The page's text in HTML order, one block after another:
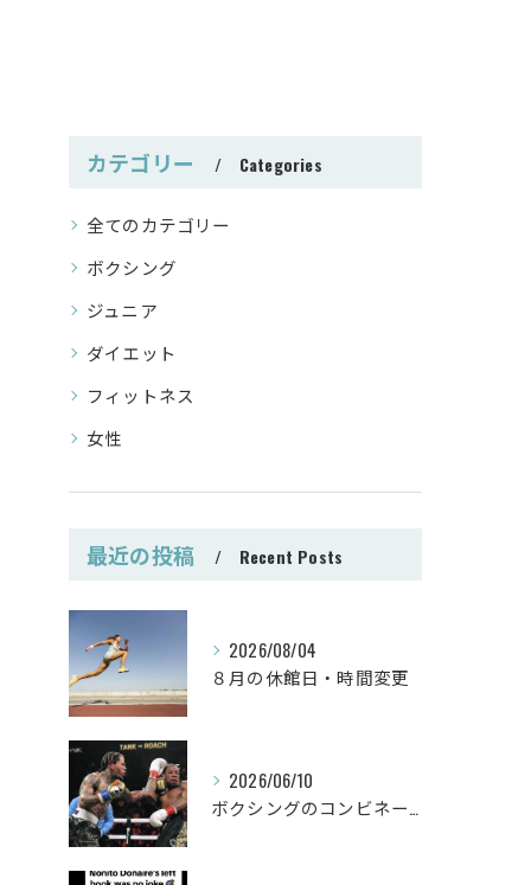
カテゴリー Categories
全てのカテゴリー
ボクシング
ジュニア
ダイエット
フィットネス
女性
最近の投稿 Recent Posts
2026/08/04
８月の休館日・時間変更
2026/06/10
ボクシングのコンビネーション